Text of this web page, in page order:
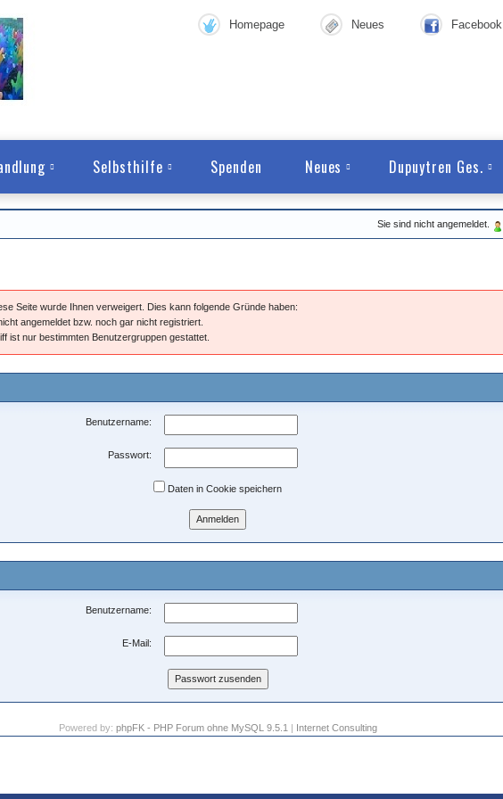
Homepage Neues Facebook
Selbsthilfe Spenden Neues Dupuytren Ges.
Sie sind nicht angemeldet.
Seite wurde Ihnen verweigert. Dies kann folgende Gründe haben:
angemeldet bzw. noch gar nicht registriert.
ist nur bestimmten Benutzergruppen gestattet.
Benutzername:
Passwort:
Daten in Cookie speichern
Benutzername:
E-Mail:
Powered by: phpFK - PHP Forum ohne MySQL 9.5.1 | Internet Consulting